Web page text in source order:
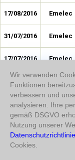
17/08/2016 Emelec
31/07/2016 Emelec
17/07/2016 Emelec
09/07/2016 Emelec
30/06/2016 Emelec
26/06/2016 Emelec
12/05/2016
Wir verwenden
Funktionen
verbessern und
analysieren. Ihre
gemäß DSGVO
Nutzung unserer
Datenschutzrichtlinie
Cookies.